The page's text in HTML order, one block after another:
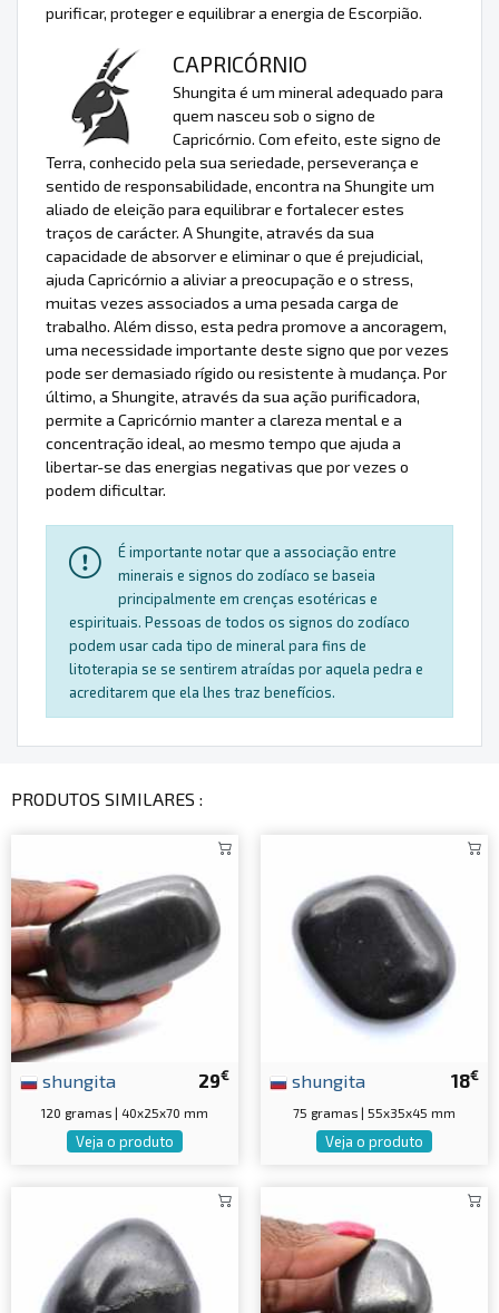
purificar, proteger e equilibrar a energia de Escorpião.
CAPRICÓRNIO
Shungita é um mineral adequado para
quem nasceu sob o signo de
Capricórnio. Com efeito, este signo de
Terra, conhecido pela sua seriedade, perseverança e
sentido de responsabilidade, encontra na Shungite um
aliado de eleição para equilibrar e fortalecer estes
traços de carácter. A Shungite, através da sua
capacidade de absorver e eliminar o que é prejudicial,
ajuda Capricórnio a aliviar a preocupação e o stress,
muitas vezes associados a uma pesada carga de
trabalho. Além disso, esta pedra promove a ancoragem,
uma necessidade importante deste signo que por vezes
pode ser demasiado rígido ou resistente à mudança. Por
último, a Shungite, através da sua ação purificadora,
permite a Capricórnio manter a clareza mental e a
concentração ideal, ao mesmo tempo que ajuda a
libertar-se das energias negativas que por vezes o
podem dificultar.
É importante notar que a associação entre
minerais e signos do zodíaco se baseia
principalmente em crenças esotéricas e
espirituais. Pessoas de todos os signos do zodíaco
podem usar cada tipo de mineral para fins de
litoterapia se se sentirem atraídas por aquela pedra e
acreditarem que ela lhes traz benefícios.
PRODUTOS SIMILARES :
29€
shungita
120 gramas | 40x25x70 mm
Veja o produto
18€
shungita
75 gramas | 55x35x45 mm
Veja o produto